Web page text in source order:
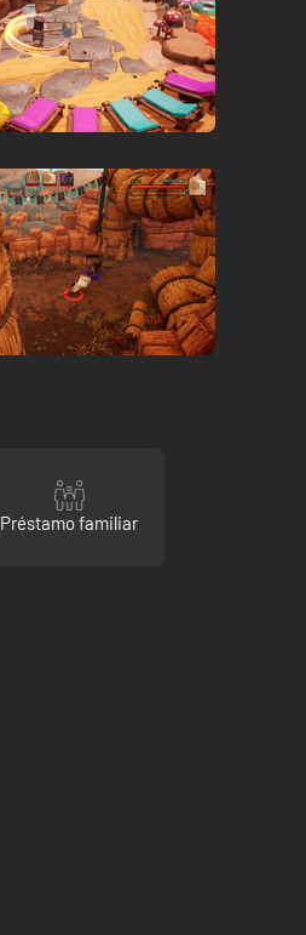
Préstamo familiar